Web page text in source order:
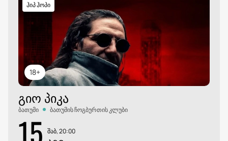
18+
ჰიპ ჰოპი
ᲒᲘᲝ ᲞᲘᲙᲐ
ბათუმი ბათუმის ჩოგბურთის კლუბი
15 შაბ, 20:00